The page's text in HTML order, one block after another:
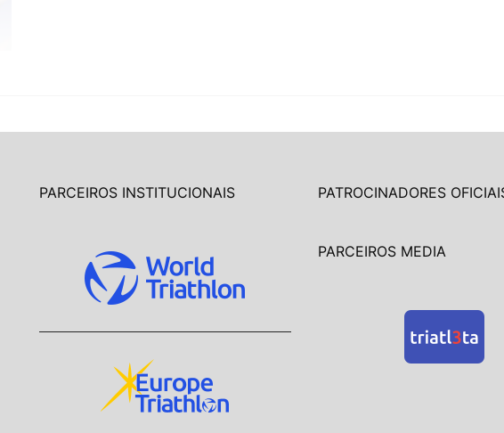
PARCEIROS INSTITUCIONAIS PATROCINADORES
PARCEIROS MEDIA